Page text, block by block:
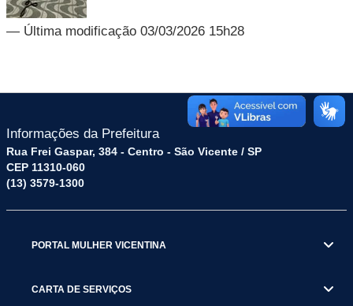
— Última modificação 03/03/2026 15h28
Informações da Prefeitura
Rua Frei Gaspar, 384 - Centro - São Vicente / SP
CEP 11310-060
(13) 3579-1300
PORTAL MULHER VICENTINA
CARTA DE SERVIÇOS